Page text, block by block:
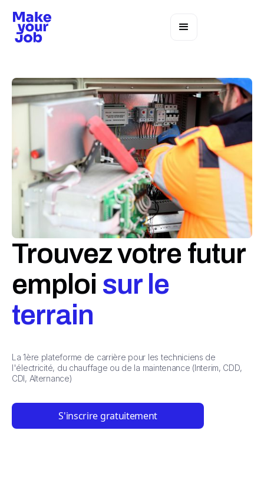
Trouvez votre futur
emploi sur le
terrain
La 1ère plateforme de carrière pour les techniciens de
l'électricité, du chauffage ou de la maintenance (Interim, CDD,
CDI, Alternance)
S'inscrire gratuitement